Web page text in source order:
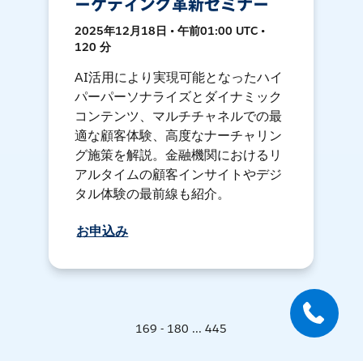
ーケティング革新セミナー
2025年12月18日 • 午前01:00 UTC •
120 分
AI活用により実現可能となったハイ
パーパーソナライズとダイナミック
コンテンツ、マルチチャネルでの最
適な顧客体験、高度なナーチャリン
グ施策を解説。金融機関におけるリ
アルタイムの顧客インサイトやデジ
タル体験の最前線も紹介。
お申込み
169 - 180 ... 445